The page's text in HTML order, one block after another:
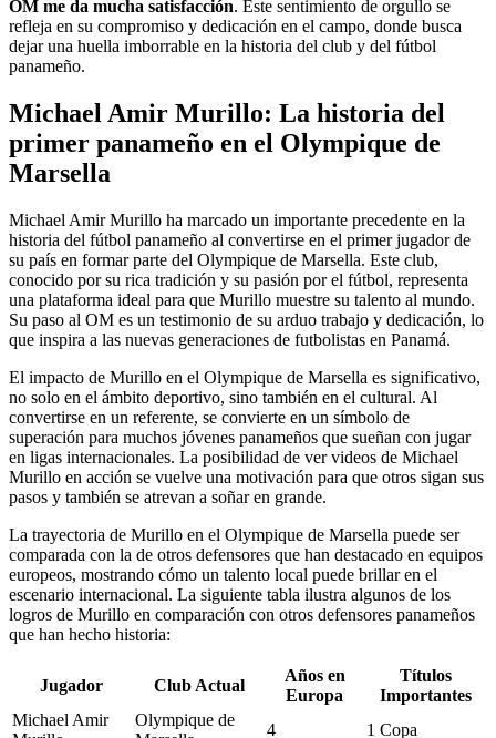
OM me da mucha satisfacción. Este sentimiento de orgullo se
refleja en su compromiso y dedicación en el campo, donde busca
dejar una huella imborrable en la historia del club y del fútbol
panameño.
Michael Amir Murillo: La historia del
primer panameño en el Olympique de
Marsella
Michael Amir Murillo ha marcado un importante precedente en la
historia del fútbol panameño al convertirse en el primer jugador de
su país en formar parte del Olympique de Marsella. Este club,
conocido por su rica tradición y su pasión por el fútbol, representa
una plataforma ideal para que Murillo muestre su talento al mundo.
Su paso al OM es un testimonio de su arduo trabajo y dedicación, lo
que inspira a las nuevas generaciones de futbolistas en Panamá.
El impacto de Murillo en el Olympique de Marsella es significativo,
no solo en el ámbito deportivo, sino también en el cultural. Al
convertirse en un referente, se convierte en un símbolo de
superación para muchos jóvenes panameños que sueñan con jugar
en ligas internacionales. La posibilidad de ver videos de Michael
Murillo en acción se vuelve una motivación para que otros sigan sus
pasos y también se atrevan a soñar en grande.
La trayectoria de Murillo en el Olympique de Marsella puede ser
comparada con la de otros defensores que han destacado en equipos
europeos, mostrando cómo un talento local puede brillar en el
escenario internacional. La siguiente tabla ilustra algunos de los
logros de Murillo en comparación con otros defensores panameños
que han hecho historia:
Jugador Club Actual
Años en
Europa
Títulos
Importantes
Michael Amir
Olympique de
4
1 Copa